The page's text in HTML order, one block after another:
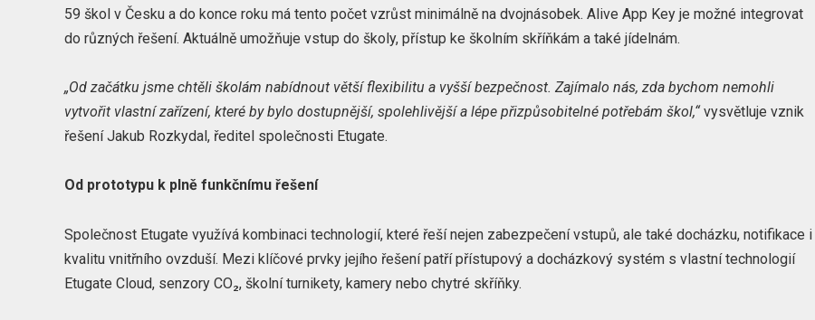
59 škol v Česku a do konce roku má tento počet vzrůst minimálně na dvojnásobek. Alive App Key je možné integrovat
do různých řešení. Aktuálně umožňuje vstup do školy, přístup ke školním skříňkám a také jídelnám.
„Od začátku jsme chtěli školám nabídnout větší flexibilitu a vyšší bezpečnost. Zajímalo nás, zda bychom nemohli
vytvořit vlastní zařízení, které by bylo dostupnější, spolehlivější a lépe přizpůsobitelné potřebám škol,“ vysvětluje vznik
řešení Jakub Rozkydal, ředitel společnosti Etugate.
Od prototypu k plně funkčnímu řešení
Společnost Etugate využívá kombinaci technologií, které řeší nejen zabezpečení vstupů, ale také docházku, notifikace i
kvalitu vnitřního ovzduší. Mezi klíčové prvky jejího řešení patří přístupový a docházkový systém s vlastní technologií
Etugate Cloud, senzory CO₂, školní turnikety, kamery nebo chytré skříňky.